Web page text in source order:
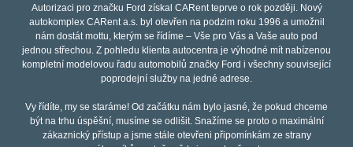
Autorizaci pro značku Ford získal CARent teprve o rok později. Nový
autokomplex CARent a.s. byl otevřen na podzim roku 1996 a umožnil
nám dostát mottu, kterým se řídíme – Vše pro Vás a Vaše auto pod
jednou střechou. Z pohledu klienta autocentra je výhodné mít nabízenou
kompletní modelovou řadu automobilů značky Ford i všechny související
poprodejní služby na jedné adrese.
Vy řídíte, my se staráme! Od začátku nám bylo jasné, že pokud chceme
být na trhu úspěšní, musíme se odlišit. Snažíme se proto o maximální
zákaznický přístup a jsme stále otevřeni připomínkám ze strany